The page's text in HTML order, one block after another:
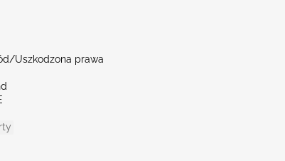
Uszkodzona prawa